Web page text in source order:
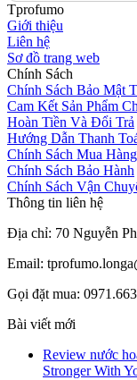
Tprofumo
Giới thiệu
Liên hệ
Sơ đồ trang web
Chính Sách
Chính Sách Bảo Mật
Cam Kết Sản Phẩm
Hoàn Tiền Và Đổi Trả
Hướng Dẫn Thanh
Chính Sách Mua Hàng
Chính Sách Bảo Hành
Chính Sách Vận
Thông tin liên hệ
Địa chỉ: 70 Nguyễn
Email:
Gọi đặt mua:
Bài viết mới
Review nước
Stronger With